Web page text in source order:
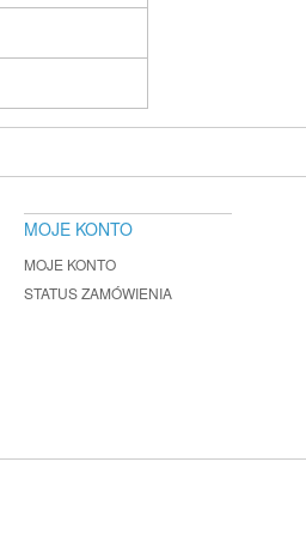
MOJE KONTO
MOJE KONTO
STATUS ZAMÓWIENIA